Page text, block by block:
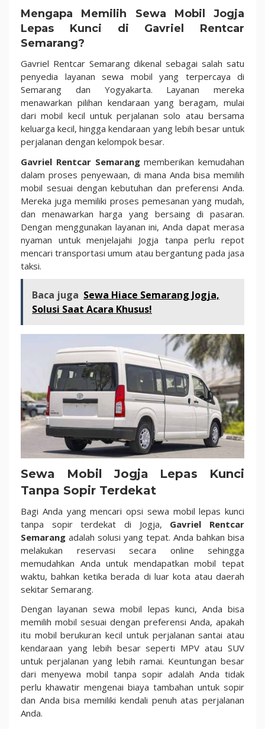
Mengapa Memilih Sewa Mobil Jogja
Lepas Kunci di Gavriel Rentcar
Semarang?
Gavriel Rentcar Semarang dikenal sebagai salah satu
penyedia layanan sewa mobil yang terpercaya di
Semarang dan Yogyakarta. Layanan mereka
menawarkan pilihan kendaraan yang beragam, mulai
dari mobil kecil untuk perjalanan solo atau bersama
keluarga kecil, hingga kendaraan yang lebih besar untuk
perjalanan dengan kelompok besar.
Gavriel Rentcar Semarangmemberikan kemudahan
dalam proses penyewaan, di mana Anda bisa memilih
mobil sesuai dengan kebutuhan dan preferensi Anda.
Mereka juga memiliki proses pemesanan yang mudah,
dan menawarkan harga yang bersaing di pasaran.
Dengan menggunakan layanan ini, Anda dapat merasa
nyaman untuk menjelajahi Jogja tanpa perlu repot
mencari transportasi umum atau bergantung pada jasa
taksi.
Baca juga Sewa Hiace Semarang Jogja,
Solusi Saat Acara Khusus!
Sewa Mobil Jogja Lepas Kunci
Tanpa Sopir Terdekat
Bagi Anda yang mencari opsi sewa mobil lepas kunci
tanpa sopir terdekat di Jogja, Gavriel Rentcar
Semarang adalah solusi yang tepat. Anda bahkan bisa
melakukan reservasi secara online sehingga
memudahkan Anda untuk mendapatkan mobil tepat
waktu, bahkan ketika berada di luar kota atau daerah
sekitar Semarang.
Dengan layanan sewa mobil lepas kunci, Anda bisa
memilih mobil sesuai dengan preferensi Anda, apakah
itu mobil berukuran kecil untuk perjalanan santai atau
kendaraan yang lebih besar seperti MPV atau SUV
untuk perjalanan yang lebih ramai. Keuntungan besar
dari menyewa mobil tanpa sopir adalah Anda tidak
perlu khawatir mengenai biaya tambahan untuk sopir
dan Anda bisa memiliki kendali penuh atas perjalanan
Anda.